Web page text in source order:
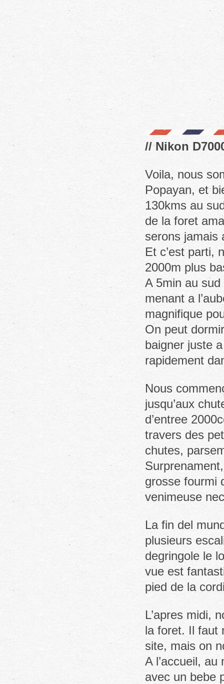
// Nikon
Voila, nous
Popayan, et
130kms au
de la foret
serons jamais
Et c’est parti,
2000m plus
A 5min au
menant a
magnifique
On peut
baigner juste
rapidement
Nous
jusqu’aux
d’entree
travers des
chutes,
grosse fourmi
venimeuse
La fin del
plusieurs
degringole le
vue est
pied de la
L’apres midi,
la foret. Il faut
site, mais on
A l’accueil,
avec un bebe